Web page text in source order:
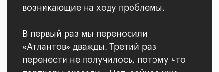
возникающие на ходу проблемы.
В первый раз мы переносили
«Атлантов» дважды. Третий раз
перенести не получилось, потому что